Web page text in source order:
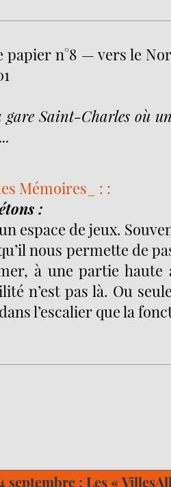
papier n°8 — vers le
gare Saint-Charles où
Mémoires_ : :
:
espace de jeux.
nous permette de
à une partie haute
n’est pas là. Ou
l’escalier que la
septembre : Les «